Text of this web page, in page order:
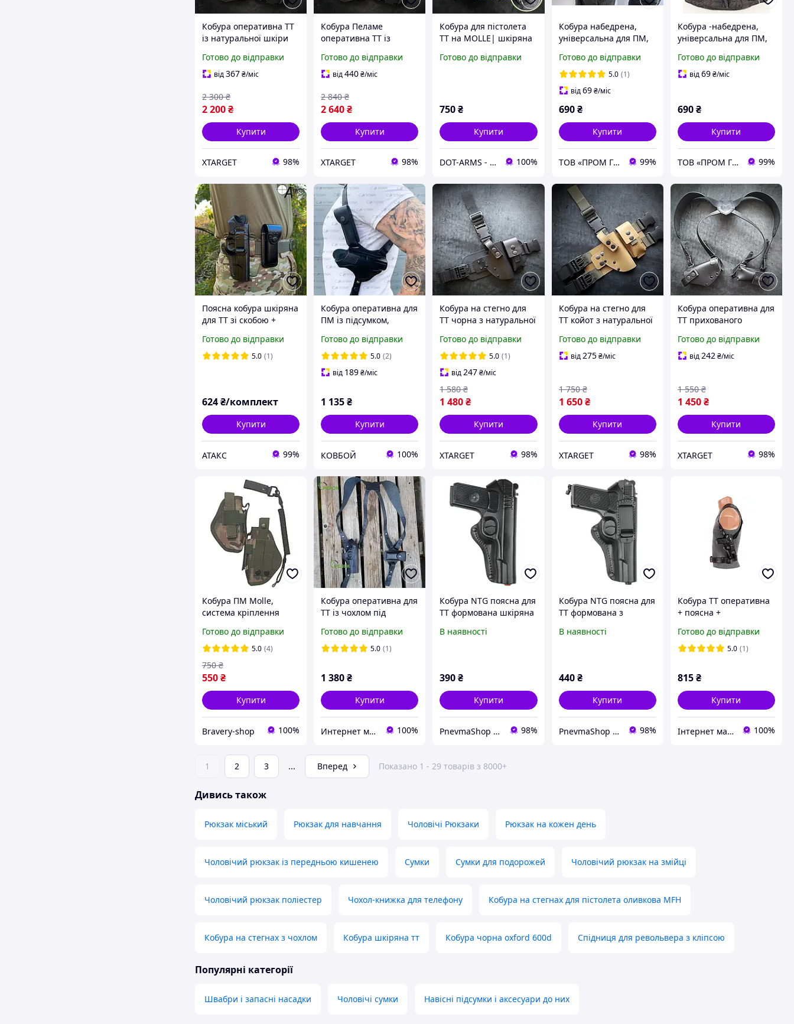
Кобура оперативна ТТ
із натуральної шкіри
під магазини)
Готово до відправки
від367₴/міс
2 200₴
2 300 ₴
Купити
XTARGET 98%
Кобура Пеламе
оперативна ТТ із
BLACK (з підсумками
під магазини)
Готово до відправки
від440₴/міс
2 640₴
2 840 ₴
Купити
XTARGET 98%
Кобура для пістолета
ТТ на MOLLE| шкіряна
Готово до відправки
750₴
Купити
DOT-ARMS - аксесуари та спорядження, створені для вашої надійності! 100%
Кобура набедрена,
універсальна для ПМ,
колір койот, чорний
Готово до відправки
5.0 (1)
від69 ₴/міс
690 ₴
Купити
ТОВ «ПРОМ ГРУП» 99%
Кобура -набедрена,
універсальна для ПМ,
колір чорний
Готово до відправки
від69₴/міс
690₴
Купити
ТОВ «ПРОМ ГРУП» 99%
Поясна кобура шкіряна
для ТТ зі скобою +
Готово до відправки
5.0 (1)
624₴/комплект
Купити
АТАКС 99%
Кобура оперативна для
ПМ із підсумком,
чорна
Готово до відправки
5.0 (2)
від 189₴/міс
1 135₴
Купити
КОВБОЙ 100%
Кобура на стегно для
ТТ чорна з натуральної
Готово до відправки
5.0 (1)
від247₴/міс
1 480₴
1 580 ₴
Купити
XTARGET 98%
Кобура на стегно для
ТТ койот з натуральної
Готово до відправки
від275 ₴/міс
1 650 ₴
1 750 ₴
Купити
XTARGET 98%
Кобура оперативна для
ТТ прихованого
шкіри чорна
Готово до відправки
від242₴/міс
1 450₴
1 550 ₴
Купити
XTARGET 98%
Кобура ПМ Molle,
система кріплення
магазину мультикам +
тренчик
Готово до відправки
5.0 (4)
550₴
750 ₴
Купити
Bravery-shop 100%
Кобура оперативна для
ТТ із чохлом під
формована
Готово до відправки
5.0 (1)
1 380₴
Купити
Интернет магазин Стрелок 100%
Кобура NTG поясна для
ТТ формована шкіряна
В наявності
390₴
Купити
PnevmaShop – продаж товарів для активного відпочинку, виробництво спорядження для силових структур. 98%
Кобура NTG поясна для
ТТ формована з
В наявності
440 ₴
Купити
PnevmaShop – продаж товарів для активного відпочинку, виробництво спорядження для силових структур. 98%
Кобура ТТ оперативна
+ поясна +
внутрішньобрючного
носіння формована з
Готово до відправки
5.0 (1)
815₴
Купити
Інтернет магазин Surprise.in.ua 100%
1 2 3 ... Вперед Показано 1 - 29 товарів з 8000+
Дивись також
Рюкзак міський Рюкзак для навчання Чоловічі Рюкзаки Рюкзак на кожен день
Чоловічий рюкзак із передньою кишенею Сумки Сумки для подорожей Чоловічий рюкзак на змійці
Чоловічий рюкзак поліестер Чохол-книжка для телефону Кобура на стегнах для пістолета оливкова MFH
Кобура на стегнах з чохлом Кобура шкіряна тт Кобура чорна oxford 600d Спідниця для револьвера з кліпсою
Популярні категорії
Швабри і запасні насадки Чоловічі сумки Навісні підсумки і аксесуари до них